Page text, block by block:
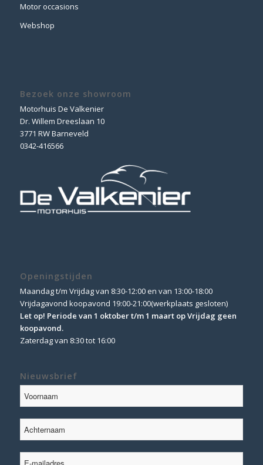
Motor occasions
Webshop
Bezoek onze showroom
Motorhuis De Valkenier
Dr. Willem Dreeslaan 10
3771 RW Barneveld
0342-416566
Openingstijden
Maandag t/m Vrijdag van 8:30-12:00 en van 13:00-18:00
Vrijdagavond koopavond 19:00-21:00(werkplaats gesloten)
Let op! Periode van 1 oktober t/m 1 maart op Vrijdag geen
koopavond.
Zaterdag van 8:30 tot 16:00
Nieuwsbrief